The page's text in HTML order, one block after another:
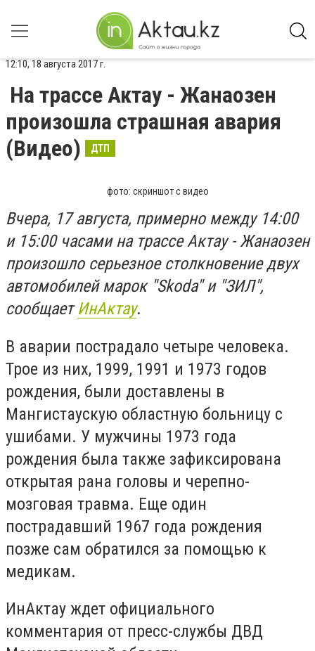
12:10, 18 августа 2017 г.
На трассе Актау - Жанаозен
произошла страшная авария
(Видео)
ДТП
фото: скриншот с видео
Вчера, 17 августа, примерно между 14:00
и 15:00 часами на трассе Актау - Жанаозен
произошло серьезное столкновение двух
автомобилей марок "Skoda" и "ЗИЛ",
сообщаетИнАктау.
В аварии пострадало четыре человека.
Трое из них, 1999, 1991 и 1973 годов
рождения, были доставлены в
Мангистаускую областную больницу с
ушибами. У мужчины 1973 года
рождения была также зафиксирована
открытая рана головы и черепно-
мозговая травма. Еще один
пострадавший 1967 года рождения
позже сам обратился за помощью к
медикам.
ИнАктау ждет официального
комментария от пресс-службы ДВД